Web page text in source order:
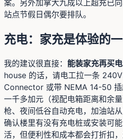
案。另外加拿大九成以上超充已
站点节假日偶尔要排队。
充电：家充是体验的
我的建议很直接： 能装家充再买
house 的话，请电工拉一条
Connector 或带 NEMA 14-50
一千多加元（视配电箱距离和余
枪、夜间低谷自动充电，加油站
确认楼里有没有充电桩或安装可
活，但便利性和成本都会打折扣